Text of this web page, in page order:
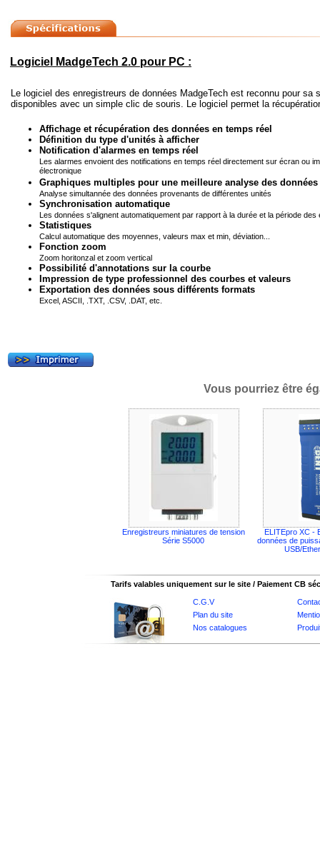
Logiciel MadgeTech 2.0 pour PC :
Le logiciel des enregistreurs de données MadgeTech est reconnu pour
disponibles avec un simple clic de souris. Le logiciel permet la
Affichage et récupération des données en temps réel
Définition du type d'unités à afficher
Notification d'alarmes en temps réel
Les alarmes envoient des notifications en temps réel directement sur écran ou
électronique
Graphiques multiples pour une meilleure analyse des données
Analyse simultannée des données provenants de différentes unités
Synchronisation automatique
Les données s'alignent automatiquement par rapport à la durée et la période des
Statistiques
Calcul automatique des moyennes, valeurs max et min, déviation...
Fonction zoom
Zoom horitonzal et zoom vertical
Possibilité d'annotations sur la courbe
Impression de type professionnel des courbes et valeurs
Exportation des données sous différents formats
Excel, ASCII, .TXT, .CSV, .DAT, etc.
Vous pourriez être
Enregistreurs miniatures de tension
Série S5000
ELITEpro XC -
données de
USB/
Tarifs valables uniquement sur le site / Paiement CB
C.G.V
Plan du site
Nos catalogues